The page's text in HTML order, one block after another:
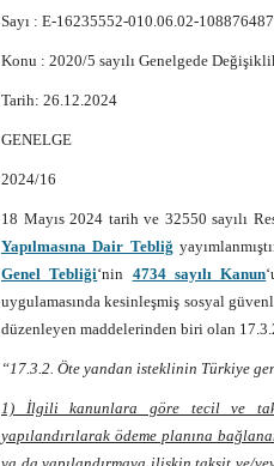
Sayı : E-16235552-010.06.02-108876487
Konu : 2020/5 sayılı Genelgede
Tarih: 26.12.2024
GENELGE
2024/16
18 Mayıs 2024 tarih ve 32550 sayılı
Yapılmasına Dair Tebliğ
Genel Tebliği‘nin 4734 sayılı Kanun
uygulamasında kesinleşmiş sosyal
düzenleyen maddelerinden biri olan
“17.3.2. Öte yandan isteklinin Türkiye
1) İlgili kanunlara göre tecil ve
yapılandırılarak ödeme planına